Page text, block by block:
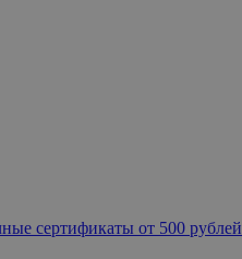
сертификаты от 500 рублей